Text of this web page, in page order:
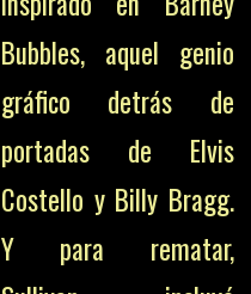
Bubbles, aquel genio
gráfico detrás de
portadas de Elvis
Costello y Billy Bragg.
Y para rematar,